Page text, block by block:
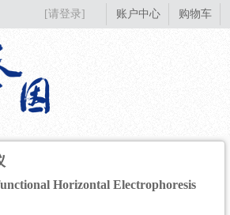
[请登录] 账户中心 购物车
Horizontal Electrophoresis